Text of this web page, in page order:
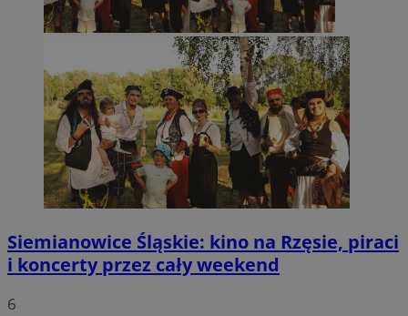
Siemianowice Śląskie: kino na Rzęsie, piraci
i koncerty przez cały weekend
6